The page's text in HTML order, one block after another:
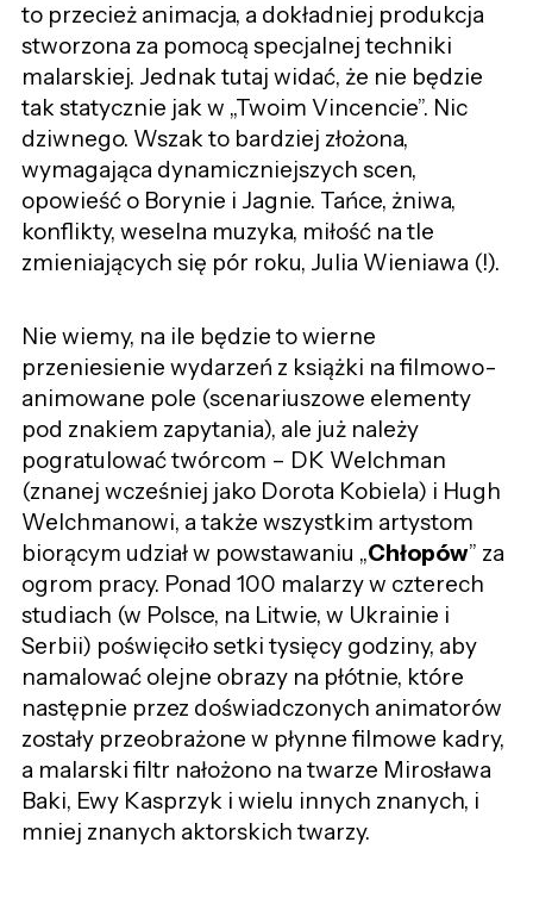
to przecież animacja, a dokładniej produkcja
stworzona za pomocą specjalnej techniki
malarskiej. Jednak tutaj widać, że nie będzie
tak statycznie jak w „Twoim Vincencie”. Nic
dziwnego. Wszak to bardziej złożona,
wymagająca dynamiczniejszych scen,
opowieść o Borynie i Jagnie. Tańce, żniwa,
konflikty, weselna muzyka, miłość na tle
zmieniających się pór roku, Julia Wieniawa (!).
Nie wiemy, na ile będzie to wierne
przeniesienie wydarzeń z książki na filmowo-
animowane pole (scenariuszowe elementy
pod znakiem zapytania), ale już należy
pogratulować twórcom – DK Welchman
(znanej wcześniej jako Dorota Kobiela) i Hugh
Welchmanowi, a także wszystkim artystom
biorącym udział w powstawaniu „Chłopów” za
ogrom pracy. Ponad 100 malarzy w czterech
studiach (w Polsce, na Litwie, w Ukrainie i
Serbii) poświęciło setki tysięcy godziny, aby
namalować olejne obrazy na płótnie, które
następnie przez doświadczonych animatorów
zostały przeobrażone w płynne filmowe kadry,
a malarski filtr nałożono na twarze Mirosława
Baki, Ewy Kasprzyk i wielu innych znanych, i
mniej znanych aktorskich twarzy.